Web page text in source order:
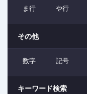
ま行
や行
その他
数字 記号
キーワード検索